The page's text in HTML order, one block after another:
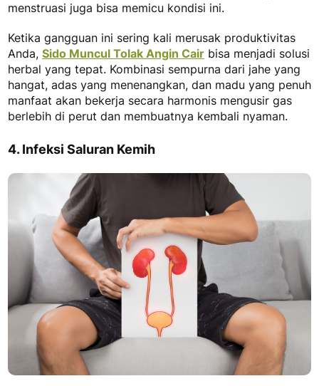
menstruasi juga bisa memicu kondisi ini.
Ketika gangguan ini sering kali merusak produktivitas
Anda, Sido Muncul Tolak Angin Cair bisa menjadi solusi
herbal yang tepat. Kombinasi sempurna dari jahe yang
hangat, adas yang menenangkan, dan madu yang penuh
manfaat akan bekerja secara harmonis mengusir gas
berlebih di perut dan membuatnya kembali nyaman.
4. Infeksi Saluran Kemih